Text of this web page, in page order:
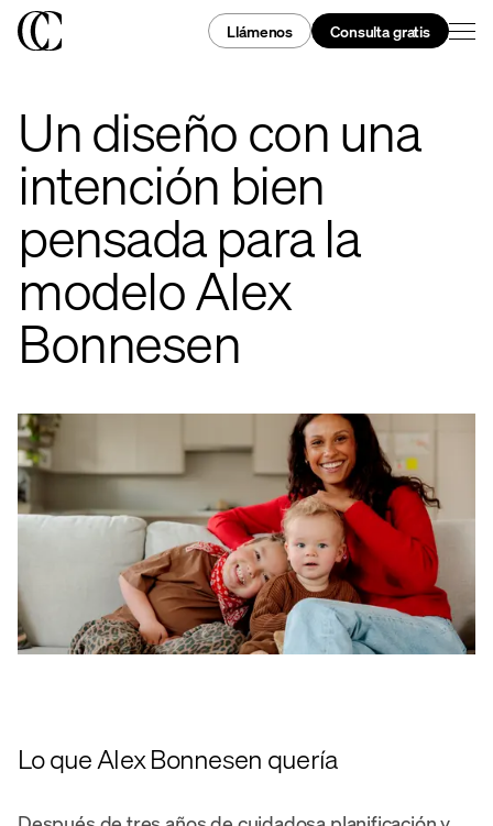
Llámenos Consulta gratis
Un diseño con una
intención bien
pensada para la
modelo Alex
Bonnesen
Lo que Alex Bonnesen quería